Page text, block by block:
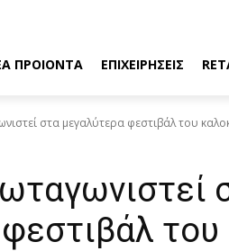
ΠΡΟΙΟΝΤΑ ΕΠΙΧΕΙΡΗΣΕΙΣ
στα μεγαλύτερα φεστιβάλ του
του